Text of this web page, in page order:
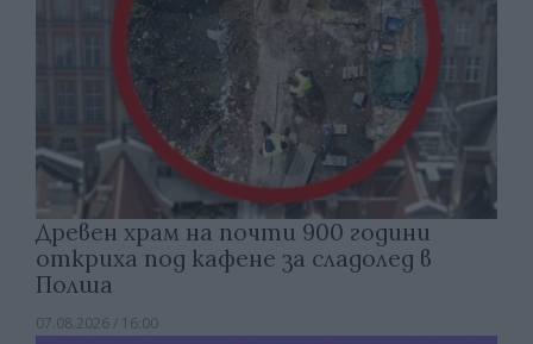
Древен храм на почти 900 години
откриха под кафене за сладолед в
Полша
07.08.2026 / 16:00